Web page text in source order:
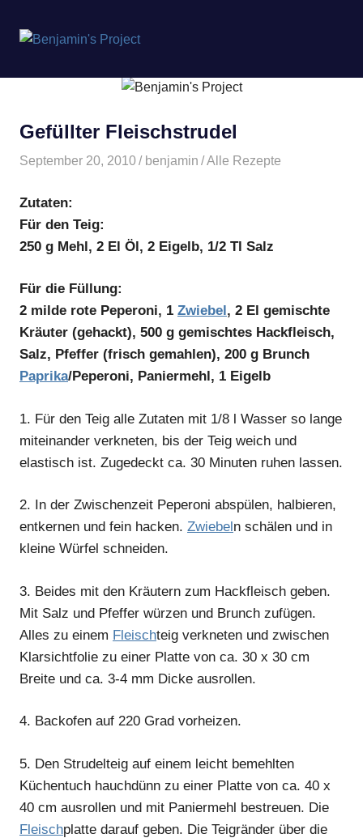
springen
Project
Gefüllter Fleischstrudel
September 20, 2010 benjamin Alle Rezepte
Zutaten:
Für den Teig:
250 g Mehl, 2 El Öl, 2 Eigelb, 1/2 Tl Salz
Für die Füllung:
2 milde rote Peperoni, 1 Zwiebel, 2 El gemischte
Kräuter (gehackt), 500 g gemischtes Hackfleisch,
Salz, Pfeffer (frisch gemahlen), 200 g Brunch
Paprika/Peperoni, Paniermehl, 1 Eigelb
1. Für den Teig alle Zutaten mit 1/8 l Wasser so lange
miteinander verkneten, bis der Teig weich und
elastisch ist. Zugedeckt ca. 30 Minuten ruhen lassen.
2. In der Zwischenzeit Peperoni abspülen, halbieren,
entkernen und fein hacken. Zwiebeln schälen und in
kleine Würfel schneiden.
3. Beides mit den Kräutern zum Hackfleisch geben.
Mit Salz und Pfeffer würzen und Brunch zufügen.
Alles zu einem Fleischteig verkneten und zwischen
Klarsichtfolie zu einer Platte von ca. 30 x 30 cm
Breite und ca. 3-4 mm Dicke ausrollen.
4. Backofen auf 220 Grad vorheizen.
5. Den Strudelteig auf einem leicht bemehlten
Küchentuch hauchdünn zu einer Platte von ca. 40 x
40 cm ausrollen und mit Paniermehl bestreuen. Die
Fleischplatte darauf geben. Die Teigränder über die